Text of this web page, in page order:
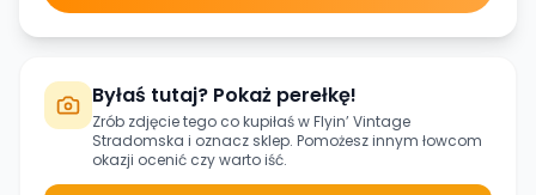
Byłaś tutaj? Pokaż perełkę!
Zrób zdjęcie tego co kupiłaś wFlyin’ Vintage
Stradomska i oznacz sklep. Pomożesz innym łowcom
okazji ocenić czy warto iść.